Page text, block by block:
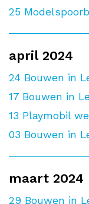
25
april 2024
24 Bouwen in
17 Bouwen in
13 Playmobil
03 Bouwen in
maart 2024
29 Bouwen in